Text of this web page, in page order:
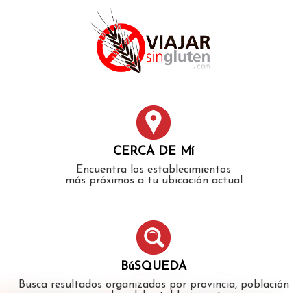
CERCA DE Mí
Encuentra los establecimientos
más próximos a tu ubicación actual
BúSQUEDA
Busca resultados organizados por provincia, población
authorized to show the cookie declaration for domain group
ID 546ddaab-b478-4440-aa8a-3b0205284212. Please add it to
the domain group in the Cookiebot Manager to authorize